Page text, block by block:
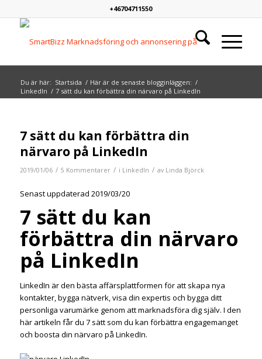
+46704711550
Du är här: Startsida / Här är de senaste blogginläggen: /
LinkedIn / 7 sätt du kan förbättra din närvaro på LinkedIn
7 sätt du kan förbättra din
närvaro på LinkedIn
2019/01/06 / 5 Kommentarer / i LinkedIn / av Linda Björck
Senast uppdaterad 2019/03/20
7 sätt du kan
förbättra din närvaro
på LinkedIn
LinkedIn är den bästa affärsplattformen för att skapa nya
kontakter, bygga nätverk, visa din expertis och bygga ditt
personliga varumärke genom att marknadsföra dig själv. I den
här artikeln får du 7 sätt som du kan förbättra engagemanget
och boosta din närvaro på LinkedIn.